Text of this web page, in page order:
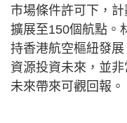
市場條件許可下，
擴展至150個航點。
持香港航空樞紐發
資源投資未來，並
未來帶來可觀回報。